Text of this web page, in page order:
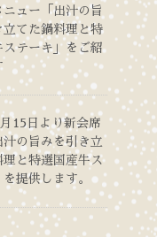
ニュー「出汁の旨
立てた鍋料理と特
ステーキ」をご紹
15日より新会席
汁の旨みを引き立
理と特選国産牛ス
提供します。